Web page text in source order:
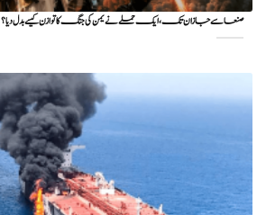
صنعا سے جازان تک، ایک حملے نے یمن کی جنگ کا توازن کیسے بدل دیا؟